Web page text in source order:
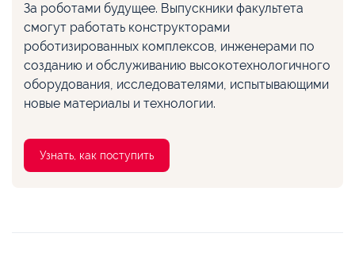
За роботами будущее. Выпускники факультета
смогут работать конструкторами
роботизированных комплексов, инженерами по
созданию и обслуживанию высокотехнологичного
оборудования, исследователями, испытывающими
новые материалы и технологии.
Узнать, как поступить